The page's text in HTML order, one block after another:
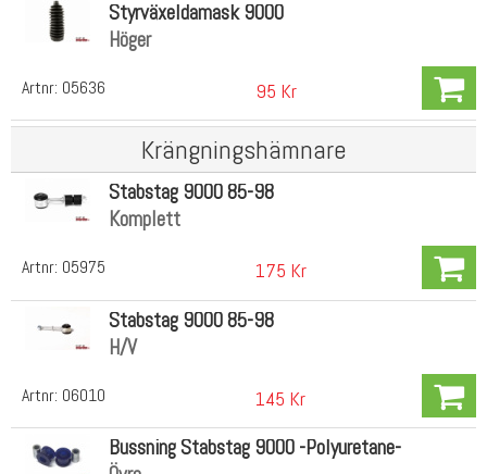
Artnr: 05636
Styrväxeldamask 9000
Höger
95 Kr
Krängningshämnare
Artnr: 05975
Stabstag 9000 85-98
Komplett
175 Kr
Artnr: 06010
Stabstag 9000 85-98
H/V
145 Kr
Bussning Stabstag 9000 -Polyuretane-